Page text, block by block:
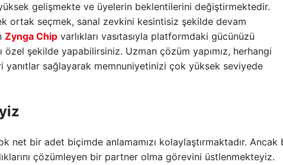
gelişmekte ve üyelerin beklentilerini değiştirmektedir.
ortak seçmek, sanal zevkini kesintisiz şekilde devam
Zynga Chip varlıkları vasıtasıyla platformdaki gücünüzü
şekilde yapabilirsiniz. Uzman çözüm yapımız, herhangi
sağlayarak memnuniyetinizi çok yüksek seviyede
bir adet biçimde anlamamızı kolaylaştırmaktadır. Ancak
çözümleyen bir partner olma görevini üstlenmekteyiz.